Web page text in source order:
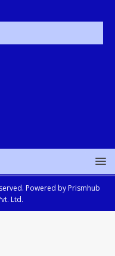
Powered by Prismhub
Ltd.